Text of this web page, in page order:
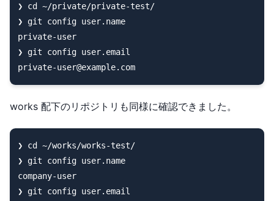
❯ cd ~/private/private-test/
❯ git config user.name
private-user
❯ git config user.email
private-user@example.com
works 配下のリポジトリも同様に確認できました。
❯ cd ~/works/works-test/
❯ git config user.name
company-user
❯ git config user.email